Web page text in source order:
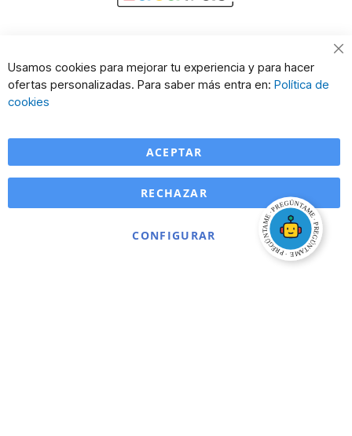
Usamos cookies para mejorar tu experiencia y para hacer
ofertas personalizadas. Para saber más entra en: Política de
cookies
ACEPTAR
CONFIGURAR
RECHAZAR